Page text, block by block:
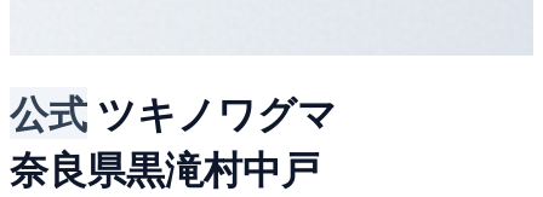
公式 ツキノワグマ
奈良県黒滝村中戸